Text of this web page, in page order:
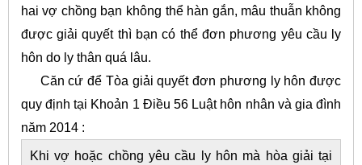
hai vợ chồng bạn không thể hàn gắn, mâu thuẫn không
được giải quyết thì bạn có thể đơn phương yêu cầu ly
hôn do ly thân quá lâu.
Căn cứ để Tòa giải quyết đơn phương ly hôn được
quy định tại Khoản 1 Điều 56 Luật hôn nhân và gia đình
năm 2014 :
Khi vợ hoặc chồng yêu cầu ly hôn mà hòa giải tại